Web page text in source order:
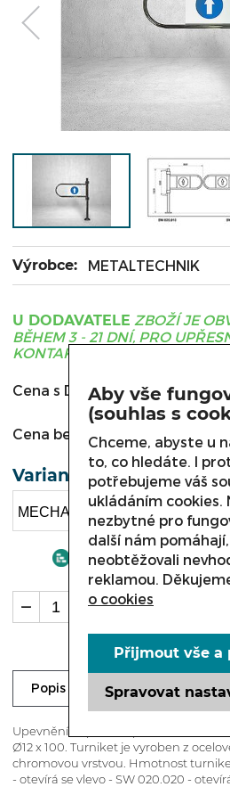
Výrobce: METALTECHNIK
U DODAVATELE ZBOŽÍ JE
BĚHEM 3 - 21 DNÍ, PRO
KONTAKTUJTE.
Cena s DPH:
Cena bez DPH:
Varianta
ks
Popis Ke stažení
Upevnění se provádí pomocí třech
Ø12 x 100. Turniket je vyroben z
chromovou vrstvou. Hmotnost
- otevírá se vlevo - SW 020.020 -
Aby vše
(souhlas s
Chceme, abyste u
to, co hledáte. I
potřebujeme váš
ukládáním cookies.
nezbytné pro
další nám
neobtěžovali
reklamou.
o cookies
Spravovat
Přijmout vše a